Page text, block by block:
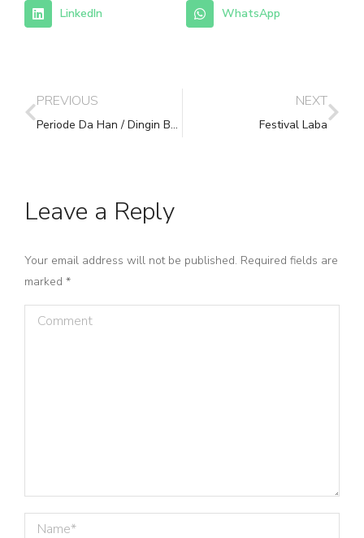
LinkedIn WhatsApp
PREVIOUS
Periode Da Han / Dingin Besar
NEXT
Festival Laba
Leave a Reply
Your email address will not be published. Required fields are
marked *
Comment
Name *